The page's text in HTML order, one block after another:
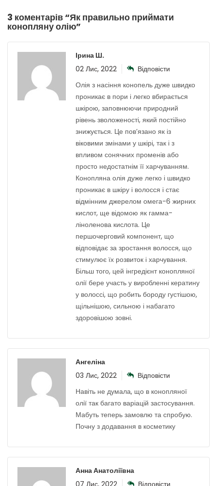
3 коментарів “Як правильно приймати
конопляну олію”
Ірина Ш.
02 Лис, 2022
Відповісти
Олія з насіння конопель дуже швидко
проникає в пори і легко вбирається
шкірою, заповнюючи природний
рівень зволоженості, який постійно
знижується. Це пов’язано як із
віковими змінами у шкірі, так і з
впливом сонячних променів або
просто недостатнім її харчуванням.
Конопляна олія дуже легко і швидко
проникає в шкіру і волосся і стає
відмінним джерелом омега-6 жирних
кислот, ще відомою як гамма-
ліноленова кислота. Це
першочерговий компонент, що
відповідає за зростання волосся, що
стимулює їх розвиток і харчування.
Більш того, цей інгредієнт конопляної
олії бере участь у виробленні кератину
у волоссі, що робить бороду густішою,
щільнішою, сильною і набагато
здоровішою зовні.
Ангеліна
03 Лис, 2022
Відповісти
Навіть не думала, що в конопляної
олії так багато варіацій застосування.
Мабуть теперь замовлю та спробую.
Почну з додавання в косметику
Анна Анатоліївна